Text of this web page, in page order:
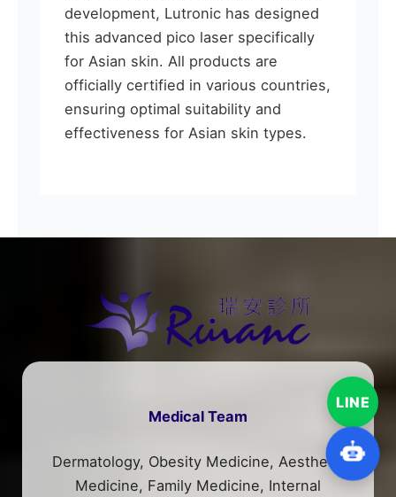
development, Lutronic has designed
this advanced pico laser specifically
for Asian skin. All products are
officially certified in various countries,
ensuring optimal suitability and
effectiveness for Asian skin types.
Medical Team
Dermatology, Obesity Medicine, Aesthetic
Medicine, Family Medicine, Internal
LINE